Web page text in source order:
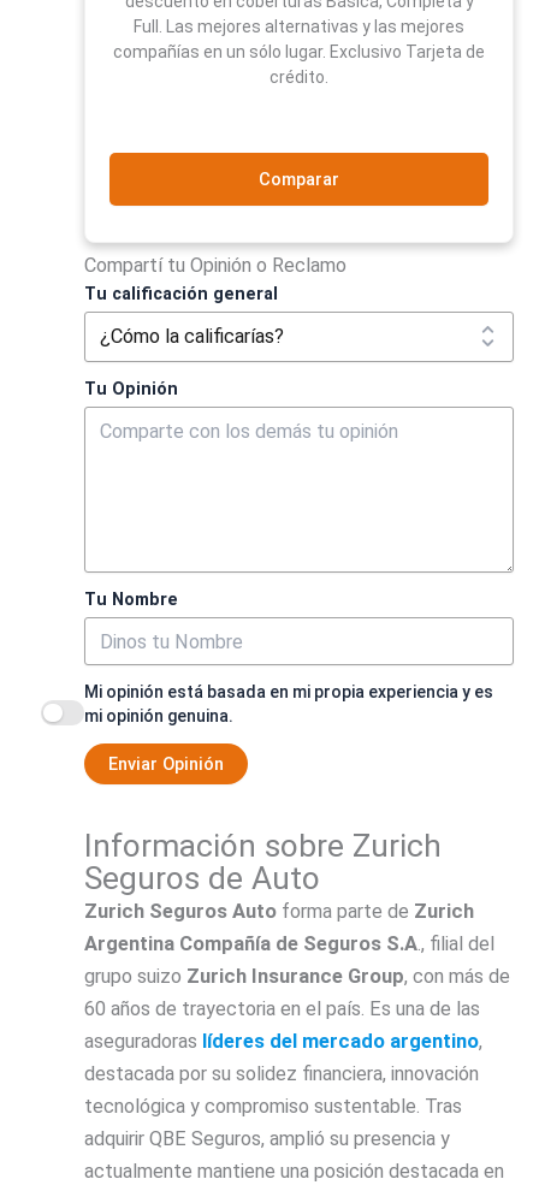
Full. Las mejores alternativas y las mejores
compañías en un sólo lugar. Exclusivo Tarjeta de
crédito.
Comparar
Compartí tu Opinión o Reclamo
Tu calificación general
Tu Opinión
Tu Nombre
Mi opinión está basada en mi propia experiencia y es
mi opinión genuina.
Enviar Opinión
Información sobre Zurich
Seguros de Auto
Zurich Seguros Autoforma parte de Zurich
Argentina Compañía de Seguros S.A., filial del
grupo suizo Zurich Insurance Group, con más de
60 años de trayectoria en el país. Es una de las
aseguradoras líderes del mercado argentino,
destacada por su solidez financiera, innovación
tecnológica y compromiso sustentable. Tras
adquirir QBE Seguros, amplió su presencia y
actualmente mantiene una posición destacada en